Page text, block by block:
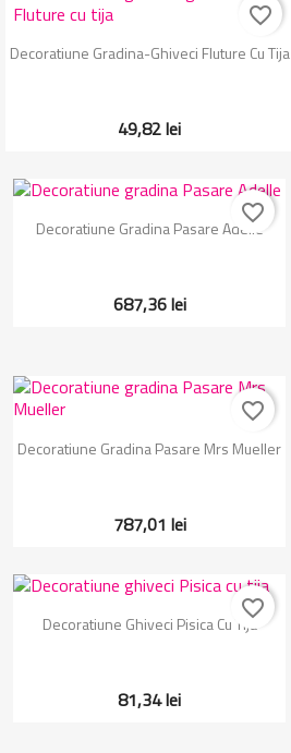
Vizualizare rapida
Decoratiune Gradina-Ghiveci Fluture Cu Tija
49,82 lei
favorite_border
Vizualizare rapida
Decoratiune Gradina Pasare Adelle
687,36 lei
favorite_border
 Vizualizare rapida
Decoratiune Gradina Pasare Mrs Mueller
787,01 lei
favorite_border
Vizualizare rapida
Decoratiune Ghiveci Pisica Cu Tija
81,34 lei
favorite_border